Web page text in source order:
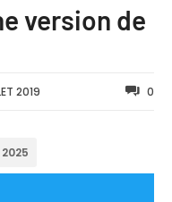
version de
2019 0